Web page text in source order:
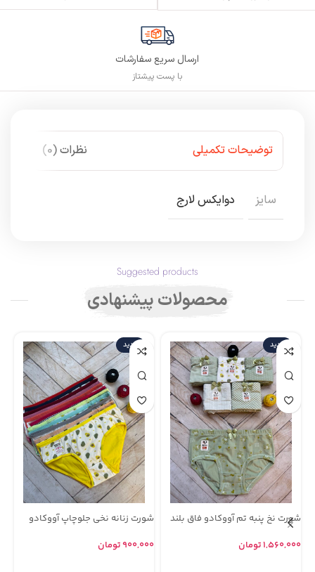
ارسال سریع سفارشات
با پست پیشتاز
توضیحات تکمیلی نظرات (0)
سایز دوایکس لارج
Suggested products
محصولات پیشنهادی
جدید
شورت نخ پنبه تم آووکادو فاق بلند
مارک لادن ( جین 12 تایی )
۱,۵۶۰,۰۰۰تومان
جدید
شورت زنانه نخی جلوچاپ آووکادو
تایی )
۹۰۰,۰۰۰تومان